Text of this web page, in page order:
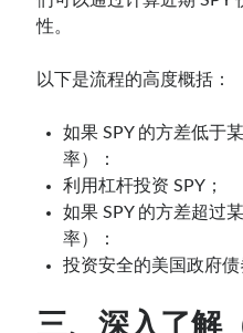
性。
以下是流程的高度概括：
如果 SPY 的方差低于
率）：
利用杠杆投资 SPY；
如果 SPY 的方差超过
率）：
投资安全的美国政府债
三、深入了解